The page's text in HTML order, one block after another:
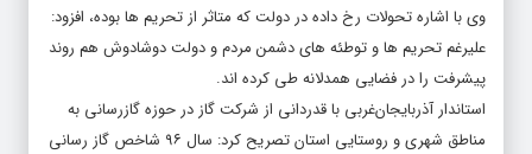
وی با اشاره تحولات رخ داده در دولت که متاثر از تحریم ها بوده، افزود:
علیرغم تحریم ها و توطئه های دشمن مردم و دولت دوشادوش هم روند
پیشرفت را در فضایی همدلانه طی کرده اند.
استاندار آذربایجان‌غربی با قدردانی از شرکت گاز در حوزه گازرسانی به
مناطق شهری و روستایی استان تصریح کرد: سال ۹۶ شاخص گاز رسانی